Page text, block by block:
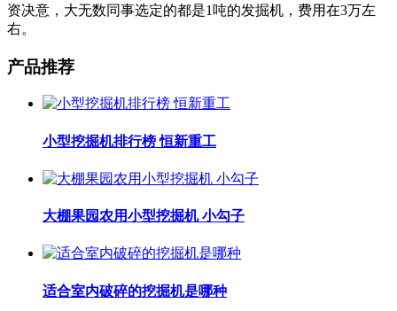
资决意，大无数同事选定的都是1吨的发掘机，费用在3万左
右。
产品推荐
小型挖掘机排行榜 恒新重工
大棚果园农用小型挖掘机 小勾子
适合室内破碎的挖掘机是哪种